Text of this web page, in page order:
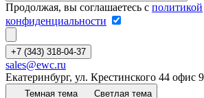
Продолжая, вы соглашаетесь с политикой
конфиденциальности
+7 (343) 318-04-37
sales@ewc.ru
Екатеринбург, ул. Крестинского 44 офис
Темная тема Светлая тема